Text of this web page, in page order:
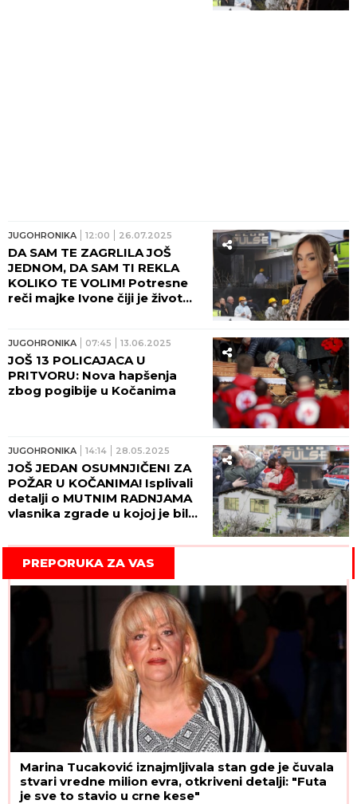
JUGOHRONIKA 12:00 26.07.2025
DA SAM TE ZAGRLILA JOŠ
JEDNOM, DA SAM TI REKLA
KOLIKO TE VOLIM! Potresne
reči majke Ivone čiji je život
miris, tvoja kosa...
JUGOHRONIKA 07:45 13.06.2025
JOŠ 13 POLICAJACA U
PRITVORU: Nova hapšenja
zbog pogibije u Kočanima
JUGOHRONIKA 14:14 28.05.2025
JOŠ JEDAN OSUMNJIČENI ZA
POŽAR U KOČANIMA! Isplivali
detalji o MUTNIM RADNJAMA
vlasnika zgrade u kojoj je bila
PREPORUKA ZA VAS
Marina Tucaković iznajmljivala stan gde je čuvala
stvari vredne milion evra, otkriveni detalji: "Futa
je sve to stavio u crne kese"